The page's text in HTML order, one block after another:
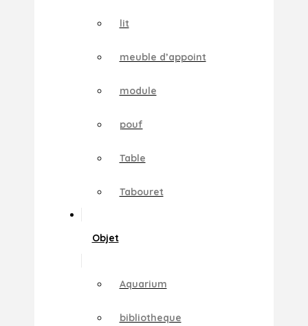
lit
meuble d’appoint
module
pouf
Table
Tabouret
Objet
Aquarium
bibliotheque